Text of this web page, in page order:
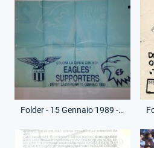
Folder - 15 Gennaio 1989 - Coreografia Derby - Lazio-Roma